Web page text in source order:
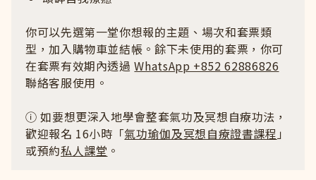
你可以先選第一堂你想報的主題、場次和套票類
型，加入購物車並結帳。餘下未使用的套票，你可
在套票有效期內透過WhatsApp +852 62886826
聯絡客服使用。
ⓘ 如要想更深入地學會整套氣功及冥想自療功法，
歡迎報名 16小時「氣功瑜伽及冥想自療證書課程 」
或預約私人課堂 。